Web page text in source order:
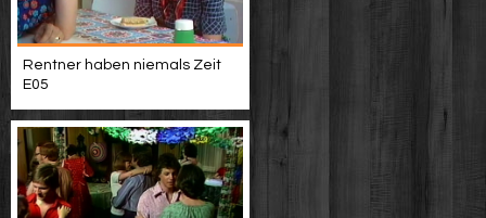
Rentner haben niemals Zeit
E05